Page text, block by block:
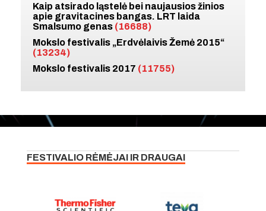
Kaip atsirado ląstelė bei naujausios žinios
apie gravitacines bangas. LRT laida
Smalsumo genas (16688)
Mokslo festivalis „Erdvėlaivis Žemė 2015“
(13234)
Mokslo festivalis 2017 (11755)
FESTIVALIO RĖMĖJAI IR DRAUGAI